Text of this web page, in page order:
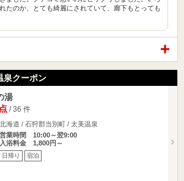
たのか、とても綺麗にされていて、廊下もとっても
泉クーポン
湯
/ 36 件
北海道 / 石狩郡当別町 / 太美温泉
営業時間 10:00～翌9:00
入浴料金 1,800円～
日帰り 宿泊